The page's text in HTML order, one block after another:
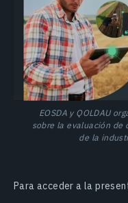
EOSDA y QOLDAU
sobre la evaluación de
de la
Para acceder a la